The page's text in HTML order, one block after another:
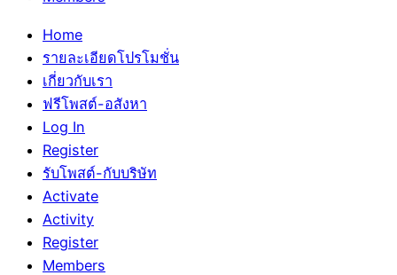
Home
รายละเอียดโปรโมชั่น
เกี่ยวกับเรา
ฟรีโพสต์-อสังหา
Log In
Register
รับโพสต์-กับบริษัท
Activate
Activity
Register
Members